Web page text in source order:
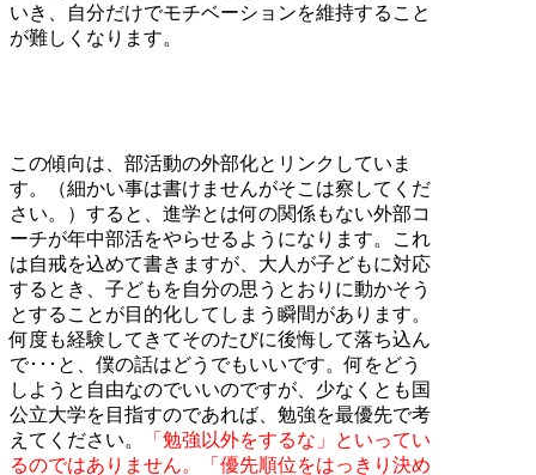
いき、自分だけでモチベーションを維持すること
が難しくなります。
この傾向は、部活動の外部化とリンクしていま
す。（細かい事は書けませんがそこは察してくだ
さい。）すると、進学とは何の関係もない外部コ
ーチが年中部活をやらせるようになります。これ
は自戒を込めて書きますが、大人が子どもに対応
するとき、子どもを自分の思うとおりに動かそう
とすることが目的化してしまう瞬間があります。
何度も経験してきてそのたびに後悔して落ち込ん
で･･･と、僕の話はどうでもいいです。何をどう
しようと自由なのでいいのですが、少なくとも国
公立大学を目指すのであれば、勉強を最優先で考
えてください。
「勉強以外をするな」といってい
るのではありません。「優先順位をはっきり決め